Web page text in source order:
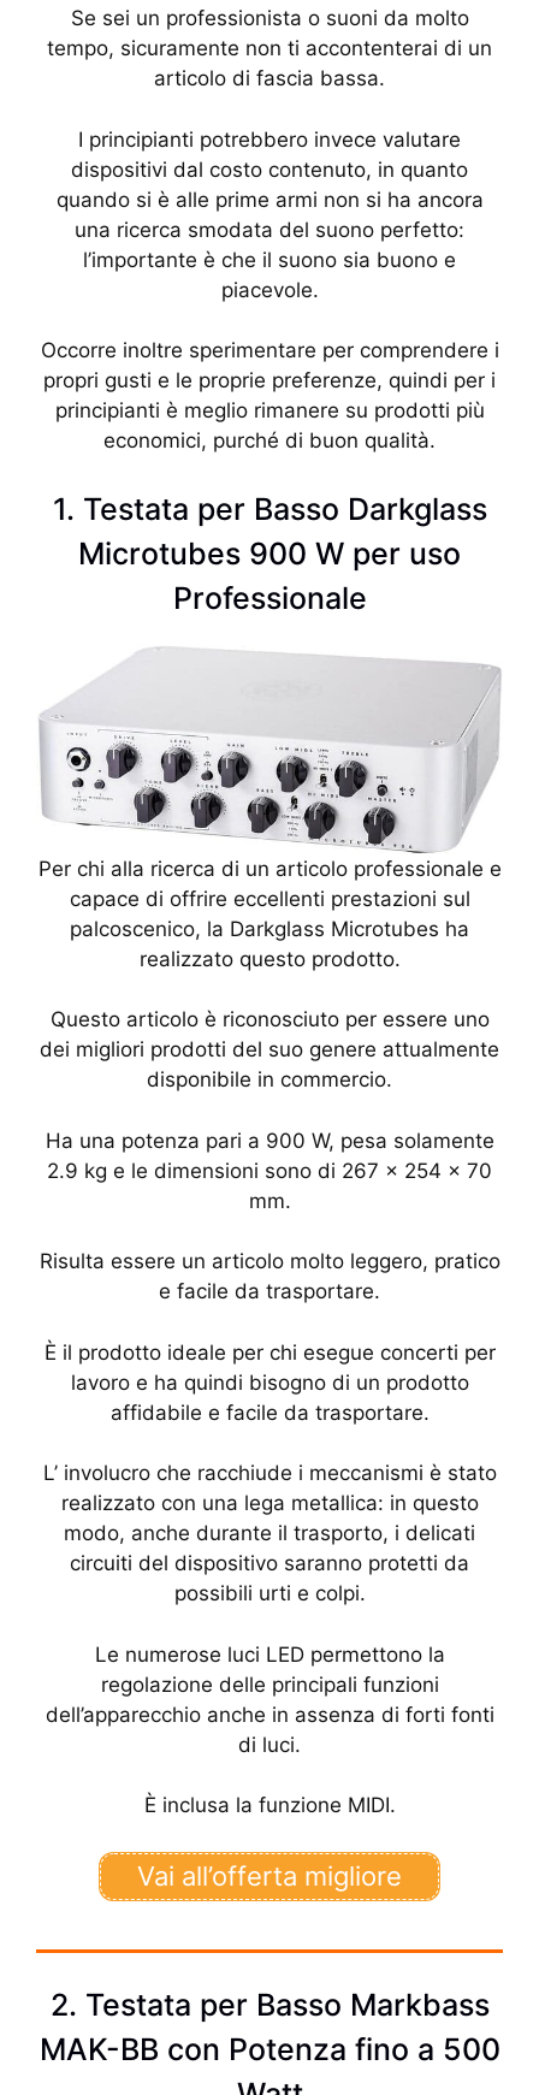
Se sei un professionista o suoni da molto
tempo, sicuramente non ti accontenterai di un
articolo di fascia bassa.
I principianti potrebbero invece valutare
dispositivi dal costo contenuto, in quanto
quando si è alle prime armi non si ha ancora
una ricerca smodata del suono perfetto:
l’importante è che il suono sia buono e
piacevole.
Occorre inoltre sperimentare per comprendere i
propri gusti e le proprie preferenze, quindi per i
principianti è meglio rimanere su prodotti più
economici, purché di buon qualità.
1. Testata per Basso Darkglass
Microtubes 900 W per uso
Professionale
Per chi alla ricerca di un articolo professionale e
capace di offrire eccellenti prestazioni sul
palcoscenico, la Darkglass Microtubes ha
realizzato questo prodotto.
Questo articolo è riconosciuto per essere uno
dei migliori prodotti del suo genere attualmente
disponibile in commercio.
Ha una potenza pari a 900 W, pesa solamente
2.9 kg e le dimensioni sono di 267 x 254 x 70
mm.
Risulta essere un articolo molto leggero, pratico
e facile da trasportare.
È il prodotto ideale per chi esegue concerti per
lavoro e ha quindi bisogno di un prodotto
affidabile e facile da trasportare.
L’ involucro che racchiude i meccanismi è stato
realizzato con una lega metallica: in questo
modo, anche durante il trasporto, i delicati
circuiti del dispositivo saranno protetti da
possibili urti e colpi.
Le numerose luci LED permettono la
regolazione delle principali funzioni
dell’apparecchio anche in assenza di forti fonti
di luci.
È inclusa la funzione MIDI.
Vai all’offerta migliore
2. Testata per Basso Markbass
MAK-BB con Potenza fino a 500